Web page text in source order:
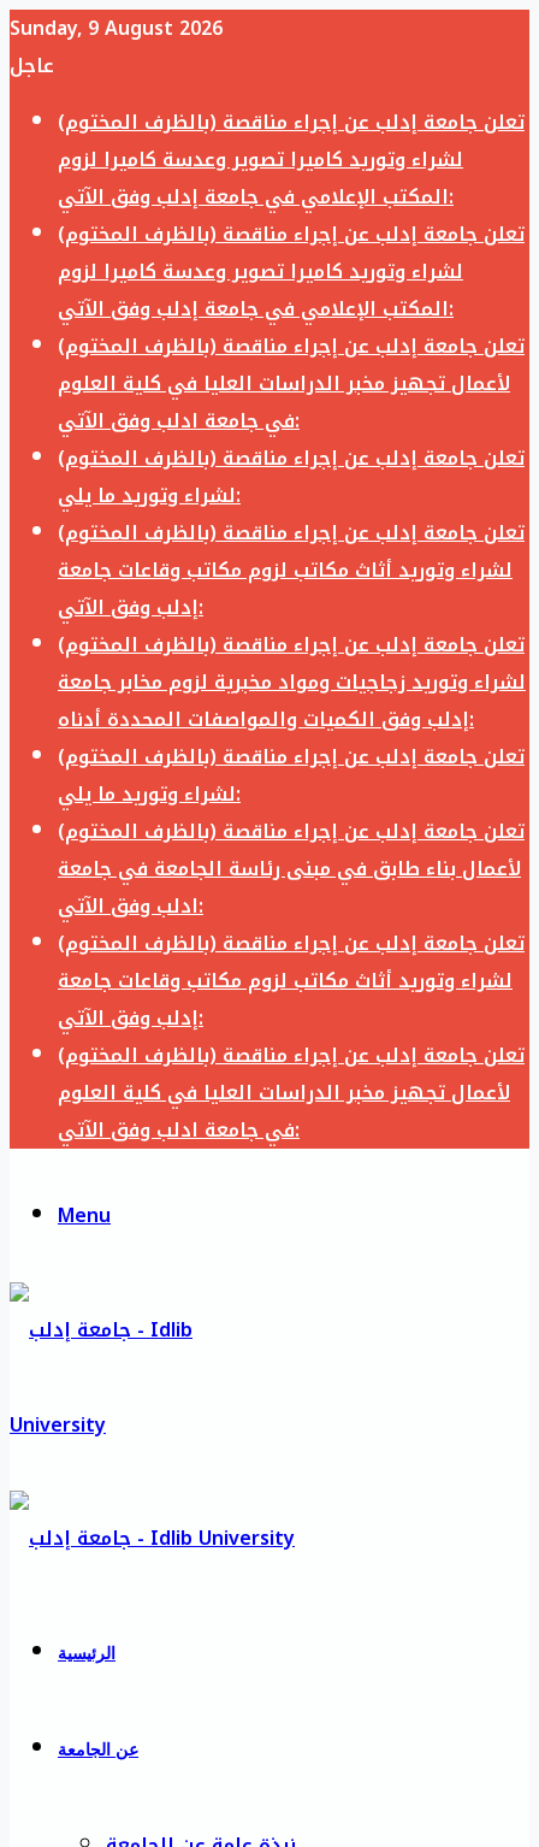
Sunday, 9 August 2026
عاجل
تعلن جامعة إدلب عن إجراء مناقصة (بالظرف المختوم)
لشراء وتوريد كاميرا تصوير وعدسة كاميرا لزوم
المكتب الإعلامي في جامعة إدلب وفق الآتي:
تعلن جامعة إدلب عن إجراء مناقصة (بالظرف المختوم)
لشراء وتوريد كاميرا تصوير وعدسة كاميرا لزوم
المكتب الإعلامي في جامعة إدلب وفق الآتي:
تعلن جامعة إدلب عن إجراء مناقصة (بالظرف المختوم)
لأعمال تجهيز مخبر الدراسات العليا في كلية العلوم
في جامعة ادلب وفق الآتي:
تعلن جامعة إدلب عن إجراء مناقصة (بالظرف المختوم)
لشراء وتوريد ما يلي:
تعلن جامعة إدلب عن إجراء مناقصة (بالظرف المختوم)
لشراء وتوريد أثاث مكاتب لزوم مكاتب وقاعات جامعة
إدلب وفق الآتي:
تعلن جامعة إدلب عن إجراء مناقصة (بالظرف المختوم)
لشراء وتوريد زجاجيات ومواد مخبرية لزوم مخابر جامعة
إدلب وفق الكميات والمواصفات المحددة أدناه:
تعلن جامعة إدلب عن إجراء مناقصة (بالظرف المختوم)
لشراء وتوريد ما يلي:
تعلن جامعة إدلب عن إجراء مناقصة (بالظرف المختوم)
لأعمال بناء طابق في مبنى رئاسة الجامعة في جامعة
ادلب وفق الآتي:
تعلن جامعة إدلب عن إجراء مناقصة (بالظرف المختوم)
لشراء وتوريد أثاث مكاتب لزوم مكاتب وقاعات جامعة
إدلب وفق الآتي:
تعلن جامعة إدلب عن إجراء مناقصة (بالظرف المختوم)
لأعمال تجهيز مخبر الدراسات العليا في كلية العلوم
في جامعة ادلب وفق الآتي:
Menu
الرئيسية
عن الجامعة